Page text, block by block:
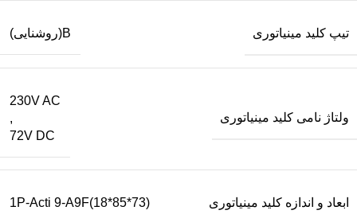
تیپ کلید مینیاتوری B(روشنایی)
ولتاژ نامی کلید مینیاتوری
230V AC
,
72V DC
ابعاد و اندازه کلید مینیاتوری 1P-Acti 9-A9F(18*85*73)